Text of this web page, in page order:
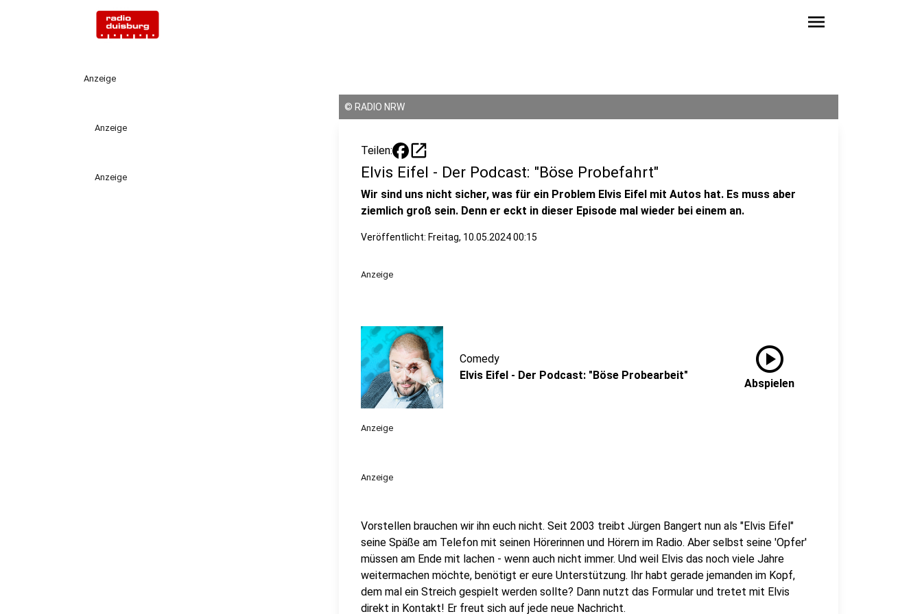
menu
Anzeige
Anzeige
Anzeige
© RADIO NRW
Teilen: open_in_new
Elvis Eifel - Der Podcast: "Böse Probefahrt"
Wir sind uns nicht sicher, was für ein Problem Elvis Eifel mit Autos hat. Es muss aber
ziemlich groß sein. Denn er eckt in dieser Episode mal wieder bei einem an.
Veröffentlicht: Freitag, 10.05.2024 00:15
Anzeige
Comedy
Elvis Eifel - Der Podcast: "Böse Probearbeit"
play_circle
Abspielen
Anzeige
Anzeige
Vorstellen brauchen wir ihn euch nicht. Seit 2003 treibt Jürgen Bangert nun als "Elvis Eifel"
seine Späße am Telefon mit seinen Hörerinnen und Hörern im Radio. Aber selbst seine 'Opfer'
müssen am Ende mit lachen - wenn auch nicht immer. Und weil Elvis das noch viele Jahre
weitermachen möchte, benötigt er eure Unterstützung. Ihr habt gerade jemanden im Kopf,
dem mal ein Streich gespielt werden sollte? Dann nutzt das Formular und tretet mit Elvis
direkt in Kontakt! Er freut sich auf jede neue Nachricht.